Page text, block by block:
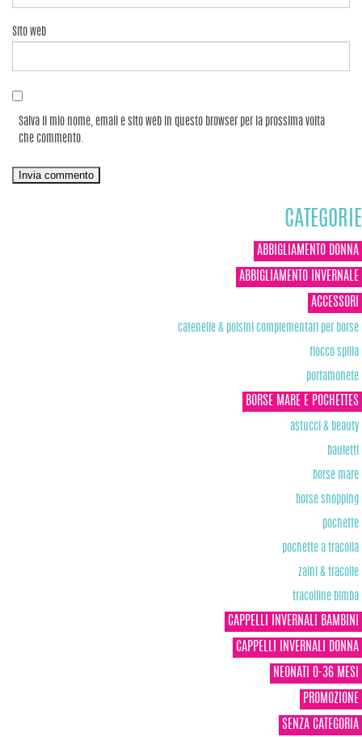
Sito web
Salva il mio nome, email e sito web in questo browser per la prossima volta
che commento.
CATEGORIE
ABBIGLIAMENTO DONNA
ABBIGLIAMENTO INVERNALE
ACCESSORI
catenelle & polsini complementari per borse
fiocco spilla
portamonete
BORSE MARE E POCHETTES
astucci & beauty
bauletti
borse mare
borse shopping
pochette
pochette a tracolla
zaini & tracolle
tracolline bimba
CAPPELLI INVERNALI BAMBINI
CAPPELLI INVERNALI DONNA
NEONATI 0-36 MESI
PROMOZIONE
SENZA CATEGORIA